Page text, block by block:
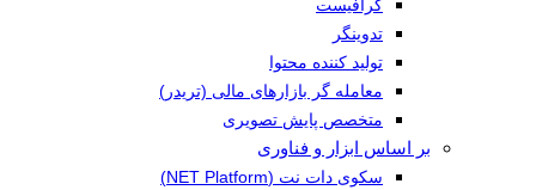
گرافیست
تدوینگر
تولید کننده محتوا
معامله گر بازارهای مالی (تریدر)
متخصص پایش تصویری
بر اساس ابزار و فناوری
سکوی دات نت (NET Platform)